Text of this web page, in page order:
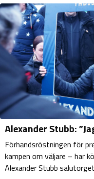
Alexander Stubb:
Förhandsröstningen för
kampen om väljare – har
Alexander Stubb